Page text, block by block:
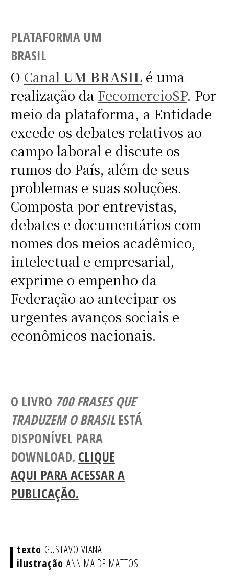
PLATAFORMA UM
BRASIL
O CanalUM BRASIL é uma
realização da FecomercioSP. Por
meio da plataforma, a Entidade
excede os debates relativos ao
campo laboral e discute os
rumos do País, além de seus
problemas e suas soluções.
Composta por entrevistas,
debates e documentários com
nomes dos meios acadêmico,
intelectual e empresarial,
exprime o empenho da
Federação ao antecipar os
urgentes avanços sociais e
econômicos nacionais.
O LIVRO 700 FRASES QUE
TRADUZEM O BRASILESTÁ
DISPONÍVEL PARA
DOWNLOAD. CLIQUE
AQUI PARA ACESSAR A
PUBLICAÇÃO.
GUSTAVO VIANA
ANNIMA DE MATTOS